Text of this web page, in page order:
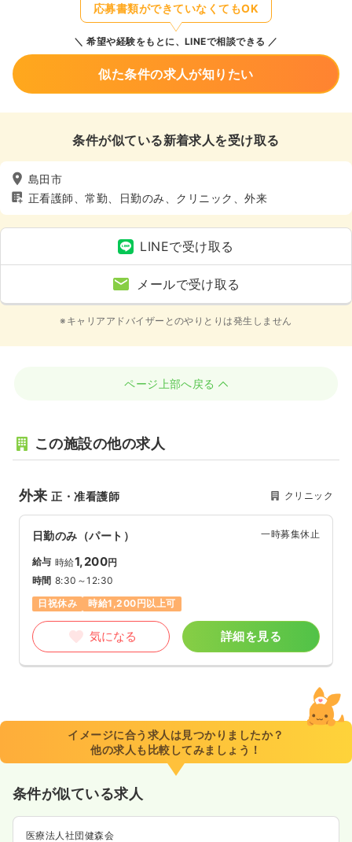
応募書類ができていなくてもOK
希望や経験をもとに、LINEで相談できる
似た条件の求人が知りたい
条件が似ている新着求人を受け取る
島田市
正看護師、常勤、日勤のみ、クリニック、外来
LINEで受け取る
メールで受け取る
※キャリアアドバイザーとのやりとりは発生しません
ページ上部へ戻る
この施設の他の求人
外来正・准看護師 クリニック
日勤のみ（パート） 一時募集休止
給与 時給1,200円
時間 8:30～12:30
日祝休み
時給1,200円以上可
気になる 詳細を見る
イメージに合う求人は見つかりましたか？
他の求人も比較してみましょう！
条件が似ている求人
医療法人社団健森会